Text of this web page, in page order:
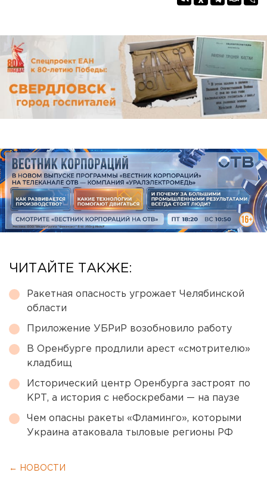
ЧИТАЙТЕ ТАКЖЕ:
Ракетная опасность угрожает Челябинской
области
Приложение УБРиР возобновило работу
В Оренбурге продлили арест «смотрителю»
кладбищ
Исторический центр Оренбурга застроят по
КРТ, а история с небоскребами — на паузе
Чем опасны ракеты «Фламинго», которыми
Украина атаковала тыловые регионы РФ
← НОВОСТИ